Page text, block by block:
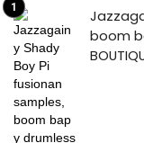
boom